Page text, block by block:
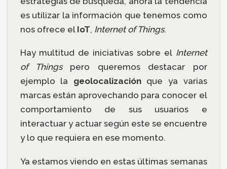
es utilizar la información que tenemos como
nos ofrece el IoT, Internet of Things.
Hay multitud de iniciativas sobre el Internet
of Thingspero queremos destacar por
ejemplo la geolocalizaciónque ya varias
marcas están aprovechando para conocer el
comportamiento de sus usuarios e
interactuar y actuar según este se encuentre
y lo que requiera en ese momento.
Ya estamos viendo en estas últimas semanas